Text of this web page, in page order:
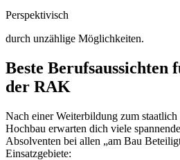
Perspektivisch
durch unzählige Möglichkeiten.
Beste Berufsaussichten
der RAK
Nach einer Weiterbildung zum
Hochbau erwarten dich viele
Absolventen bei allen „am Bau
Einsatzgebiete: